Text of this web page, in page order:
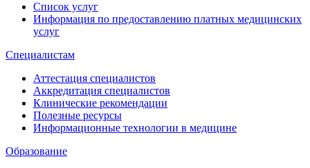
Список услуг
Информация по предоставлению платных медицинских
услуг
Специалистам
Аттестация специалистов
Аккредитация специалистов
Клинические рекомендации
Полезные ресурсы
Информационные технологии в медицине
Образование